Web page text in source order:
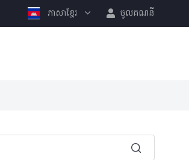
ភាសាខ្មែរ ចូលគណនី